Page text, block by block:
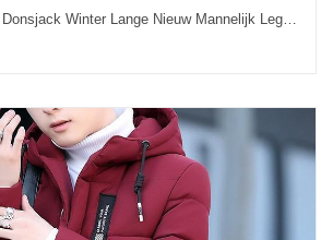
Donsjas Heren Kort Donsjack Winter Lange Nieuw Mannelijk Legergroene